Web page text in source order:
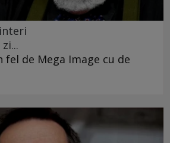
de Mega Image cu de